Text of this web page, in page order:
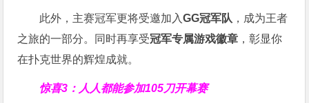
此外，主赛冠军更将受邀加入GG冠军队 ，成为王者
之旅的一部分。同时再享受冠军专属游戏徽章 ，彰显你
在扑克世界的辉煌成就。
惊喜3：人人都能参加105刀开幕赛